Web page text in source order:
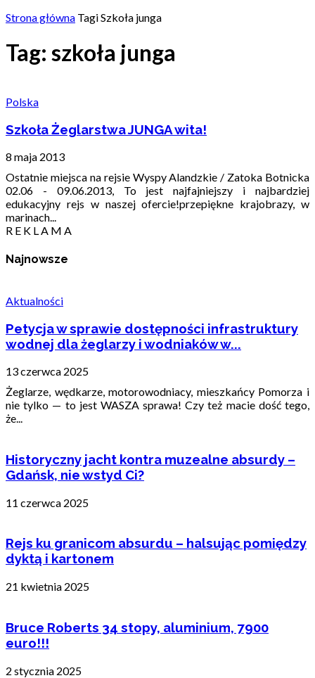
Strona główna TagiSzkoła junga
Tag: szkoła junga
Polska
Szkoła Żeglarstwa JUNGA wita!
8 maja 2013
Ostatnie miejsca na rejsie Wyspy Alandzkie / Zatoka Botnicka
02.06 - 09.06.2013, To jest najfajniejszy i najbardziej
edukacyjny rejs w naszej ofercie!przepiękne krajobrazy, w
marinach...
R E K L A M A
Najnowsze
Aktualności
Petycja w sprawie dostępności infrastruktury
wodnej dla żeglarzy i wodniaków w...
13 czerwca 2025
Żeglarze, wędkarze, motorowodniacy, mieszkańcy Pomorza i
nie tylko — to jest WASZA sprawa! Czy też macie dość tego,
że...
Historyczny jacht kontra muzealne absurdy –
Gdańsk, nie wstyd Ci?
11 czerwca 2025
Rejs ku granicom absurdu – halsując pomiędzy
dyktą i kartonem
21 kwietnia 2025
Bruce Roberts 34 stopy, aluminium, 7900
euro!!!
2 stycznia 2025